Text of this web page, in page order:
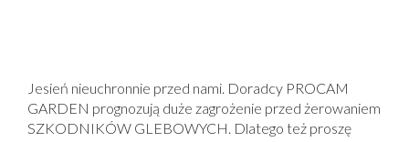
Jesień nieuchronnie przed nami. Doradcy PROCAM
GARDEN prognozują duże zagrożenie przed żerowaniem
SZKODNIKÓW GLEBOWYCH. Dlatego też proszę